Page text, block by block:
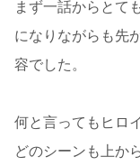
まず一話からとて
になりながらも先
容でした。
何と言ってもヒロ
どのシーンも上か